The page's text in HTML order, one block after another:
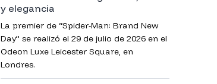
y elegancia
La premier de “Spider-Man: Brand New
Day” se realizó el 29 de julio de 2026 en el
Odeon Luxe Leicester Square, en
Londres.